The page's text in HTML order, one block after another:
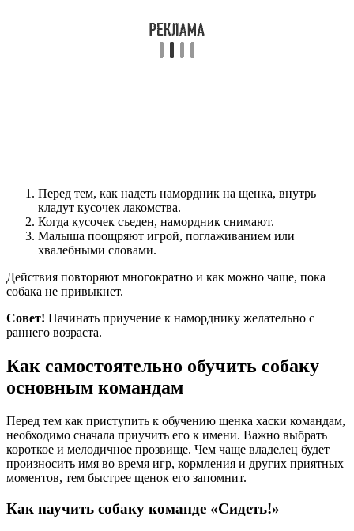
Перед тем, как надеть намордник на щенка, внутрь
кладут кусочек лакомства.
Когда кусочек съеден, намордник снимают.
Малыша поощряют игрой, поглаживанием или
хвалебными словами.
Действия повторяют многократно и как можно чаще, пока
собака не привыкнет.
Совет! Начинать приучение к наморднику желательно с
раннего возраста.
Как самостоятельно обучить собаку
основным командам
Перед тем как приступить к обучению щенка хаски командам,
необходимо сначала приучить его к имени. Важно выбрать
короткое и мелодичное прозвище. Чем чаще владелец будет
произносить имя во время игр, кормления и других приятных
моментов, тем быстрее щенок его запомнит.
Как научить собаку команде «Сидеть!»